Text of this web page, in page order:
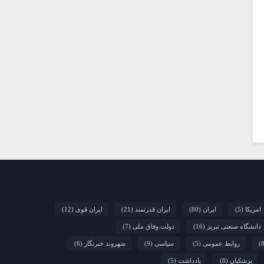
امریکا (5) ایران (80) ایران قدرتمند (21) ایران قوی (12)
دانشگاه صنعتی تبریز (16) دولت وفاق ملی (7)
روابط عمومی (5) سیاسی (9) شهروند خبرنگار (6)
پزشکیان (8) یادداشت (5)